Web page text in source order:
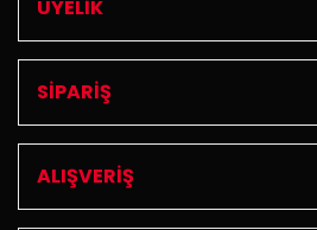
ÜYELİK
SİPARİŞ
ALIŞVERİŞ